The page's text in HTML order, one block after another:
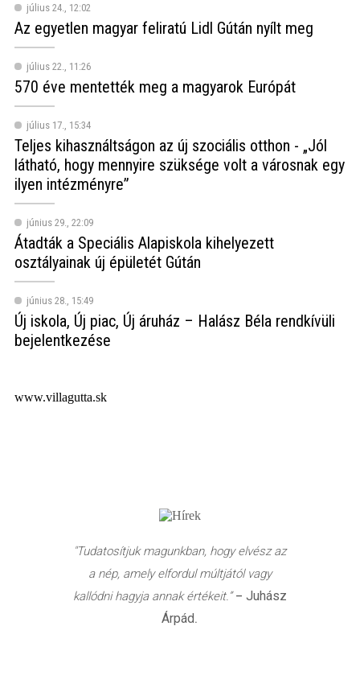
július 24., 12:02
Az egyetlen magyar feliratú Lidl Gútán nyílt meg
július 22., 11:26
570 éve mentették meg a magyarok Európát
július 17., 15:34
Teljes kihasználtságon az új szociális otthon - „Jól
látható, hogy mennyire szüksége volt a városnak egy
ilyen intézményre”
június 29., 22:09
Átadták a Speciális Alapiskola kihelyezett
osztályainak új épületét Gútán
június 28., 15:49
Új iskola, Új piac, Új áruház – Halász Béla rendkívüli
bejelentkezése
www.villagutta.sk
"Tudatosítjuk magunkban, hogy elvész az
a nép, amely elfordul múltjától vagy
kallódni hagyja annak értékeit.”– Juhász
Árpád.